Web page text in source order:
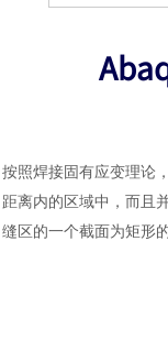
按照焊接固有应变理论
距离内的区域中，而且
缝区的一个截面为矩形